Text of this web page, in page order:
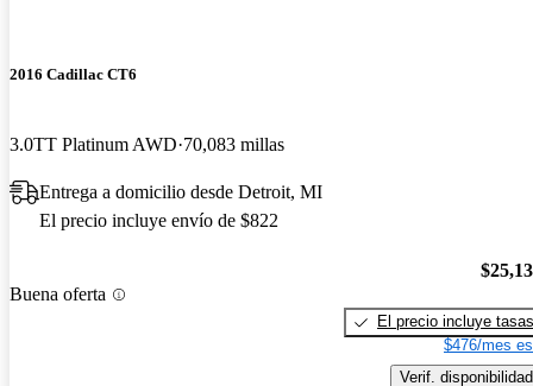
2016 Cadillac CT6
3.0TT Platinum AWD 70,083 millas
Entrega a domicilio desde Detroit, MI
El precio incluye envío de $822
Buena oferta
El precio incluye tasas
$476/mes
Verif. disponibilidad